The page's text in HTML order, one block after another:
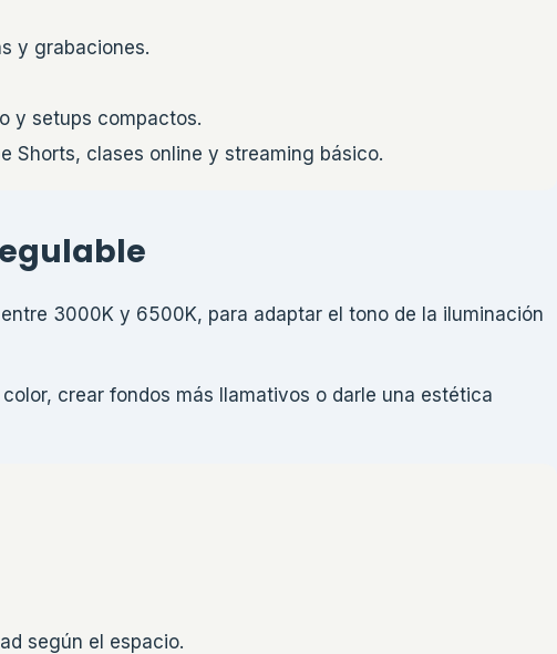
y grabaciones.
y setups compactos.
Shorts, clases online y streaming básico.
3000K y 6500K, para adaptar el tono de la iluminación
crear fondos más llamativos o darle una estética
según el espacio.